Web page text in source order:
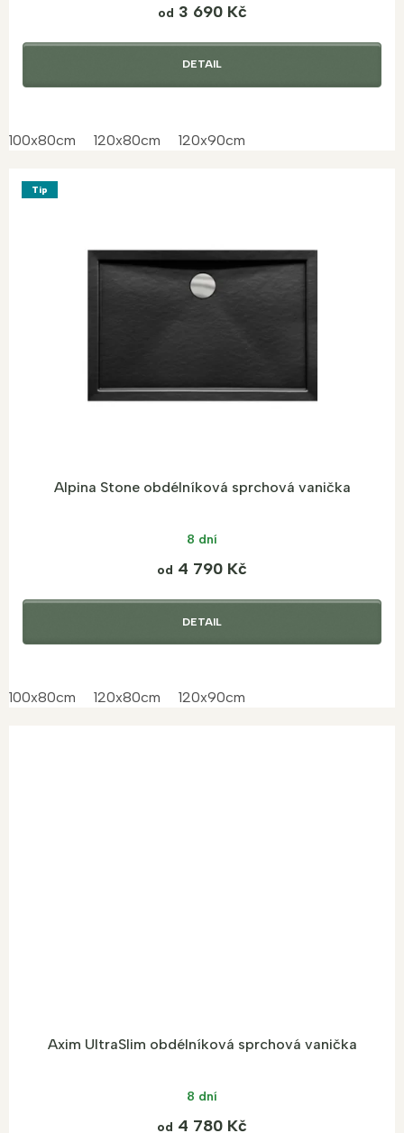
od 3 690 Kč
DETAIL
100x80cm 120x80cm 120x90cm
Tip
Alpina Stone obdélníková sprchová vanička
8 dní
od 4 790 Kč
DETAIL
100x80cm 120x80cm 120x90cm
Axim UltraSlim obdélníková sprchová vanička
8 dní
od 4 780 Kč